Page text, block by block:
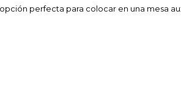
perfecta para colocar en una mesa